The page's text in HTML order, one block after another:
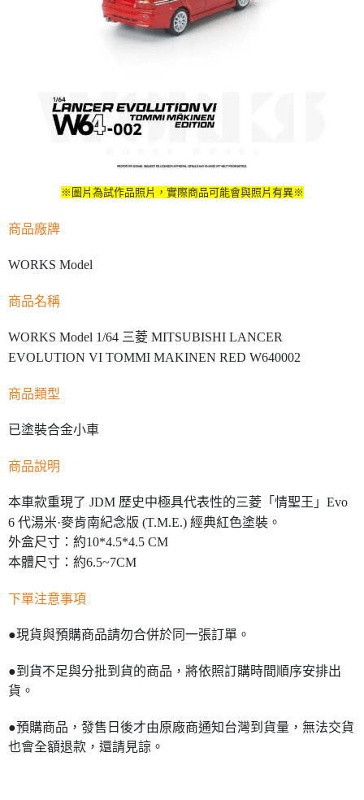
※圖片為試作品照片，實際商品可能會與照片有異※
商品廠牌
WORKS Model
商品名稱
WORKS Model 1/64 三菱 MITSUBISHI LANCER
EVOLUTION VI TOMMI MAKINEN RED W640002
商品類型
已塗裝合金小車
商品說明
本車款重現了 JDM 歷史中極具代表性的三菱「情聖王」Evo
6 代湯米·麥肯南紀念版 (T.M.E.) 經典紅色塗裝。
外盒尺寸：約10*4.5*4.5 CM
本體尺寸：約6.5~7CM
下單注意事項
●現貨與預購商品請勿合併於同一張訂單。
●到貨不足與分批到貨的商品，將依照訂購時間順序安排出
貨。
●預購商品，發售日後才由原廠商通知台灣到貨量，無法交貨
也會全額退款，還請見諒。